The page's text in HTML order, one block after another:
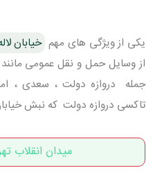
یکی از ویژگی های مهم خیابان
از وسایل حمل و نقل عمومی
جمله دروازه دولت ، سعدی ،
تاکسی دروازه دولت که نبش خیابان
میدان انقلاب